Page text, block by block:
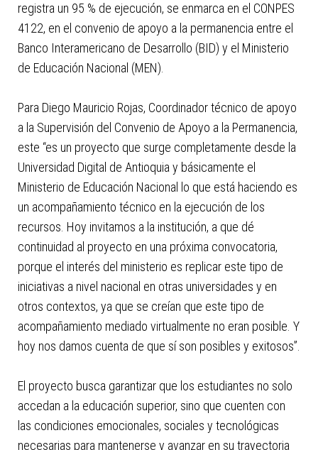
registra un 95 % de ejecución, se enmarca en el CONPES
4122, en el convenio de apoyo a la permanencia entre el
Banco Interamericano de Desarrollo (BID) y el Ministerio
de Educación Nacional (MEN).
Para Diego Mauricio Rojas, Coordinador técnico de apoyo
a la Supervisión del Convenio de Apoyo a la Permanencia,
este “es un proyecto que surge completamente desde la
Universidad Digital de Antioquia y básicamente el
Ministerio de Educación Nacional lo que está haciendo es
un acompañamiento técnico en la ejecución de los
recursos. Hoy invitamos a la institución, a que dé
continuidad al proyecto en una próxima convocatoria,
porque el interés del ministerio es replicar este tipo de
iniciativas a nivel nacional en otras universidades y en
otros contextos, ya que se creían que este tipo de
acompañamiento mediado virtualmente no eran posible. Y
hoy nos damos cuenta de que sí son posibles y exitosos”.
El proyecto busca garantizar que los estudiantes no solo
accedan a la educación superior, sino que cuenten con
las condiciones emocionales, sociales y tecnológicas
necesarias para mantenerse y avanzar en su trayectoria